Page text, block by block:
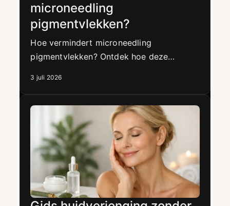
microneedling
pigmentvlekken?
Hoe vermindert microneedling
pigmentvlekken? Ontdek hoe deze
egaliseert en zonneschade helpt
3 juli 2026